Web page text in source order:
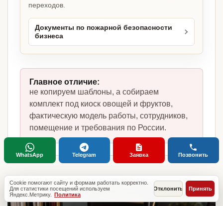
переходов.
Документы по пожарной безопасности
бизнеса
Главное отличие:
не копируем шаблоны, а собираем
комплект под киоск овощей и фруктов,
фактическую модель работы, сотрудников,
помещение и требования по России.
Cookie помогают сайту и формам работать корректно.
Для статистики посещений используем
Яндекс.Метрику. Политика
Отклонить Принять
WhatsApp Telegram Заявка Позвонить